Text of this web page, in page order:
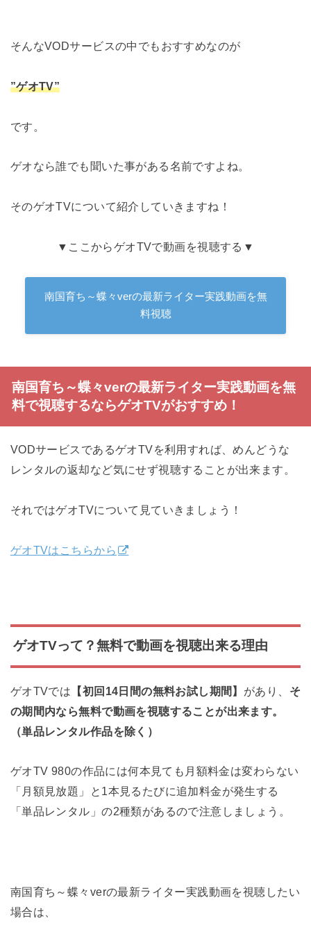
そんなVODサービスの中でもおすすめなのが
”ゲオTV”
です。
ゲオなら誰でも聞いた事がある名前ですよね。
そのゲオTVについて紹介していきますね！
▼ここからゲオTVで動画を視聴する▼
南国育ち～蝶々verの最新ライター実践動画を無
料視聴
南国育ち～蝶々verの最新ライター実践動画を無
料で視聴するならゲオTVがおすすめ！
VODサービスであるゲオTVを利用すれば、めんどうな
レンタルの返却など気にせず視聴することが出来ます。
それではゲオTVについて見ていきましょう！
ゲオTVはこちらから
ゲオTVって？無料で動画を視聴出来る理由
ゲオTVでは 【初回14日間の無料お試し期間】 があり、 そ
の期間内なら無料で動画を視聴することが出来ます。
（単品レンタル作品を除く）
ゲオTV 980の作品には何本見ても月額料金は変わらない
「月額見放題」と1本見るたびに追加料金が発生する
「単品レンタル」の2種類があるので注意しましょう。
南国育ち～蝶々verの最新ライター実践動画を視聴したい
場合は、